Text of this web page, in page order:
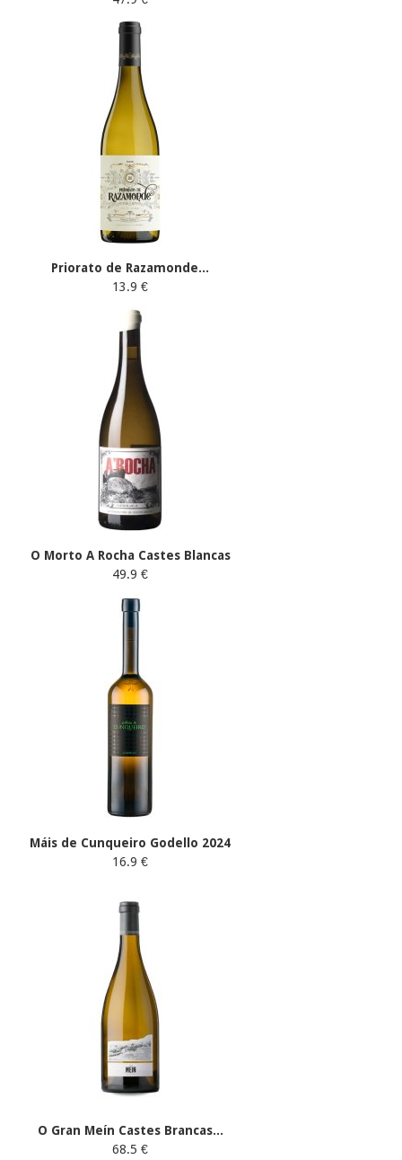
Priorato de Razamonde...
13.9 €
O Morto A Rocha Castes Blancas
49.9 €
Máis de Cunqueiro Godello 2024
16.9 €
O Gran Meín Castes Brancas...
68.5 €